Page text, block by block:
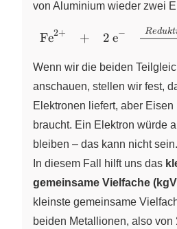
von Aluminium wieder zwei
\begin{array}{lclclcl}
e-} &
& \ce{Fe} & &
\end{array}
FeX
2+ + 2 eX
− Redukt
Wenn wir die beiden
anschauen, stellen wir fest,
Elektronen liefert, aber Eisen
braucht. Ein Elektron würde
bleiben – das kann nicht sein.
In diesem Fall hilft uns das
gemeinsame Vielfache
kleinste gemeinsame
beiden Metallionen, also von